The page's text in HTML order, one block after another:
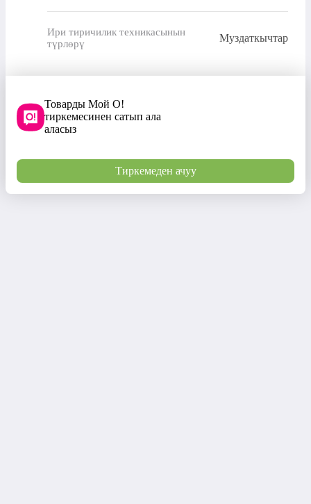
Ири тиричилик техникасынын
түрлөрү
Муздаткычтар
Товарды Мой О!
тиркемесинен сатып ала
аласыз
Тиркемеден ачуу